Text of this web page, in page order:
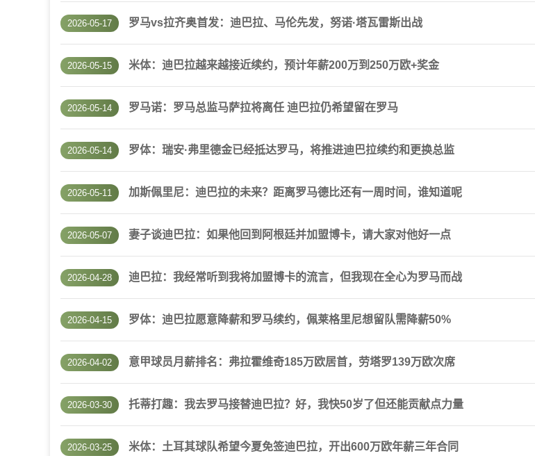
2026-05-17 罗马vs拉齐奥首发：迪巴拉、马伦先发，努诺·塔瓦雷斯出战
2026-05-15 米体：迪巴拉越来越接近续约，预计年薪200万到250万欧+奖金
2026-05-14 罗马诺：罗马总监马萨拉将离任 迪巴拉仍希望留在罗马
2026-05-14 罗体：瑞安·弗里德金已经抵达罗马，将推进迪巴拉续约和更换总监
2026-05-11 加斯佩里尼：迪巴拉的未来？距离罗马德比还有一周时间，谁知道呢
2026-05-07 妻子谈迪巴拉：如果他回到阿根廷并加盟博卡，请大家对他好一点
2026-04-28 迪巴拉：我经常听到我将加盟博卡的流言，但我现在全心为罗马而战
2026-04-15 罗体：迪巴拉愿意降薪和罗马续约，佩莱格里尼想留队需降薪50%
2026-04-02 意甲球员月薪排名：弗拉霍维奇185万欧居首，劳塔罗139万欧次席
2026-03-30 托蒂打趣：我去罗马接替迪巴拉？好，我快50岁了但还能贡献点力量
2026-03-25 米体：土耳其球队希望今夏免签迪巴拉，开出600万欧年薪三年合同